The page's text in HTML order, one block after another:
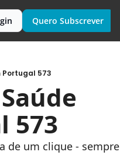
Quero Subscrever
Portugal 573
573
de um clique - sempre